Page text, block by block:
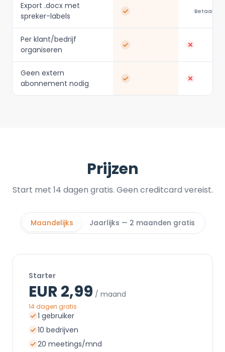
Export .docx met
spreker-labels
Betaald
Per klant/bedrijf
organiseren
Geen extern
abonnement nodig
Prijzen
Start met 14 dagen gratis. Geen creditcard vereist.
Maandelijks Jaarlijks — 2 maanden gratis
Starter
EUR 2,99 / maand
14 dagen gratis
1 gebruiker
10 bedrijven
20 meetings/mnd